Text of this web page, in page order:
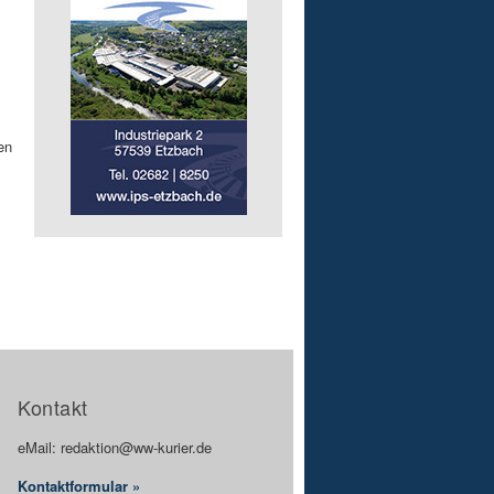
Kontakt
eMail: redaktion@ww-kurier.de
Kontaktformular »